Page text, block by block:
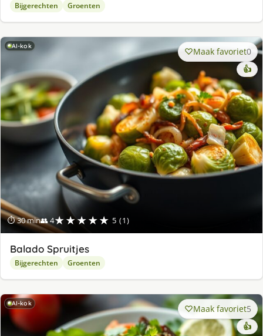
Bijgerechten Groenten
AI-kok
⏱ 30 min👥 4★★★★★ 5 (1)
Maak favoriet0
👍
Balado Spruitjes
Bijgerechten Groenten
AI-kok Maak favoriet5
👍